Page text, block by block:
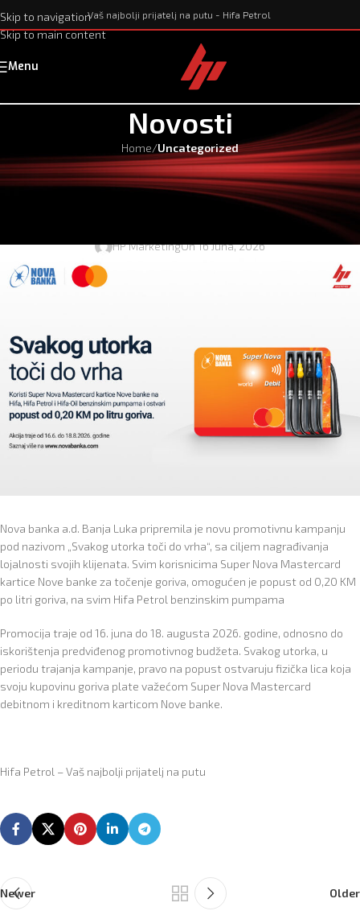
Skip to navigation
Skip to main content
Vaš najbolji prijatelj na putu - Hifa Petrol
Menu
Novosti
Home/Uncategorized
UNCATEGORIZED
Super popust svakog utorka uz Hifa
HP MarketingOn 16 Juna, 2026
Nova banka a.d. Banja Luka pripremila je novu promotivnu kampanju
pod nazivom „Svakog utorka toči do vrha“, sa ciljem nagrađivanja
lojalnosti svojih klijenata. Svim korisnicima Super Nova Mastercard
kartice Nove banke za točenje goriva, omogućen je popust od 0,20 KM
po litri goriva, na svim Hifa Petrol benzinskim pumpama
Promocija traje od 16. juna do 18. augusta 2026. godine, odnosno do
iskorištenja predviđenog promotivnog budžeta. Svakog utorka, u
periodu trajanja kampanje, pravo na popust ostvaruju fizička lica koja
svoju kupovinu goriva plate važećom Super Nova Mastercard
debitnom i kreditnom karticom Nove banke.
Hifa Petrol – Vaš najbolji prijatelj na putu
Newer Older